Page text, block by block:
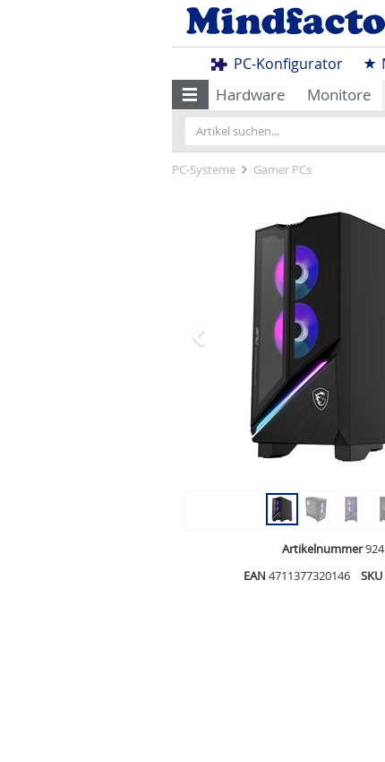
PC-Konfigurator
Hardware Monitore
PC-Systeme Gamer PCs
Artikelnummer
EAN 4711377320146 SKU